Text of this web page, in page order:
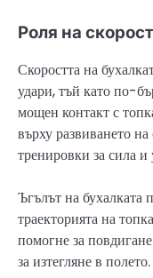
Роля на
Скоростта на
удари, тъй като по-
мощен контакт с
върху развиването на
тренировки за сила
Ъгълът на бухалката
траекторията на
помогне за
за изтегляне в полето.